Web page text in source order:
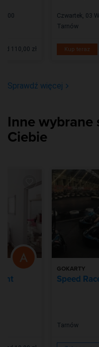
od 110,00 zł
Czwartek, 03
Tarnów
Kup teraz
Sprawdź więcej
Inne wybrane
Ciebie
GOKARTY
Speed
Tarnów